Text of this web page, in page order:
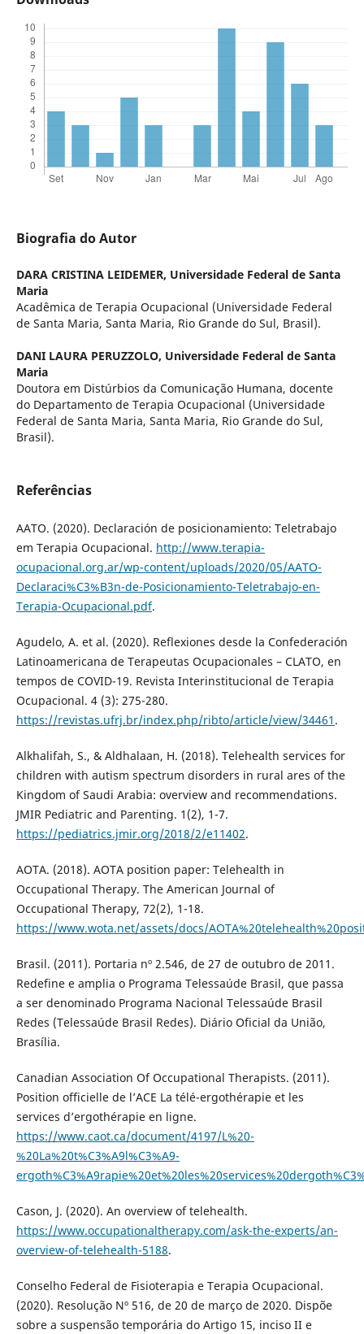
Biografia do Autor
DARA CRISTINA LEIDEMER, Universidade Federal de Santa
Maria
Acadêmica de Terapia Ocupacional (Universidade Federal
de Santa Maria, Santa Maria, Rio Grande do Sul, Brasil).
DANI LAURA PERUZZOLO, Universidade Federal de Santa
Maria
Doutora em Distúrbios da Comunicação Humana, docente
do Departamento de Terapia Ocupacional (Universidade
Federal de Santa Maria, Santa Maria, Rio Grande do Sul,
Brasil).
Referências
AATO. (2020). Declaración de posicionamiento: Teletrabajo
em Terapia Ocupacional. http://www.terapia-
ocupacional.org.ar/wp-content/uploads/2020/05/AATO-
Declaraci%C3%B3n-de-Posicionamiento-Teletrabajo-en-
Terapia-Ocupacional.pdf.
Agudelo, A. et al. (2020). Reflexiones desde la Confederación
Latinoamericana de Terapeutas Ocupacionales – CLATO, en
tempos de COVID-19. Revista Interinstitucional de Terapia
Ocupacional. 4 (3): 275-280.
https://revistas.ufrj.br/index.php/ribto/article/view/34461 .
Alkhalifah, S., & Aldhalaan, H. (2018). Telehealth services for
children with autism spectrum disorders in rural ares of the
Kingdom of Saudi Arabia: overview and recommendations.
JMIR Pediatric and Parenting. 1(2), 1-7.
https://pediatrics.jmir.org/2018/2/e11402.
AOTA. (2018). AOTA position paper: Telehealth in
Occupational Therapy. The American Journal of
Occupational Therapy, 72(2), 1-18.
https://www.wota.net/assets/docs/
Brasil. (2011). Portaria nº 2.546, de 27 de outubro de 2011.
Redefine e amplia o Programa Telessaúde Brasil, que passa
a ser denominado Programa Nacional Telessaúde Brasil
Redes (Telessaúde Brasil Redes). Diário Oficial da União,
Brasília.
Canadian Association Of Occupational Therapists. (2011).
Position officielle de l’ACE La télé-ergothérapie et les
services d’ergothérapie en ligne.
https://www.caot.ca/document/4197/L%20-
%20La%20t%C3%A9l%C3%A9-
Cason, J. (2020). An overview of telehealth.
https://www.occupationaltherapy.com/ask-the-experts/an-
overview-of-telehealth-5188.
Conselho Federal de Fisioterapia e Terapia Ocupacional.
(2020). Resolução Nº 516, de 20 de março de 2020. Dispõe
sobre a suspensão temporária do Artigo 15, inciso II e